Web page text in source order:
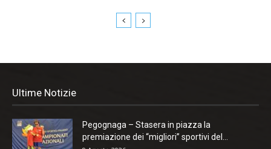
Ultime Notizie
Pegognaga – Stasera in piazza la
premiazione dei “migliori” sportivi del...